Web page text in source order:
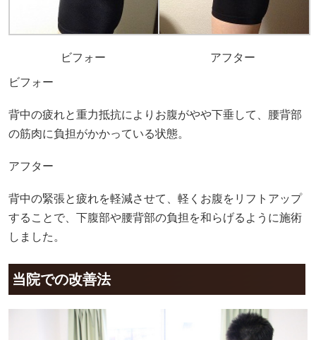
ビフォー アフター
ビフォー
背中の疲れと重力抵抗によりお腹がやや下垂して、腰背部
の筋肉に負担がかかっている状態。
アフター
背中の緊張と疲れを軽減させて、軽くお腹をリフトアップ
することで、下腹部や腰背部の負担を和らげるように施術
しました。
当院での改善法